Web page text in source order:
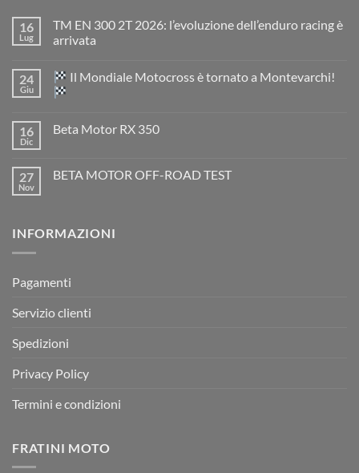
16
Lug
TM EN 300 2T 2026: l’evoluzione dell’enduro racing è
arrivata
su
TM
EN
2026:
è
arrivata
24
Giu
Il Mondiale Motocross è tornato a Montevarchi!
su
Motocross
è
16
Dic
Beta Motor RX 350
Beta
27
Nov
BETA MOTOR OFF-ROAD TEST
MOTOR
INFORMAZIONI
Pagamenti
Servizio clienti
Spedizioni
Privacy Policy
Termini e condizioni
FRATINI MOTO